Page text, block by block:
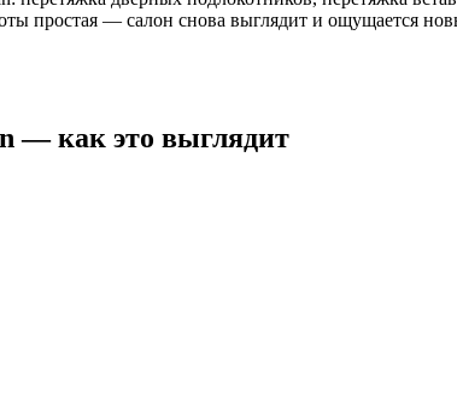
простая — салон снова выглядит и ощущается
— как это выглядит